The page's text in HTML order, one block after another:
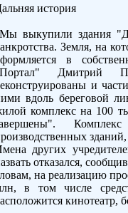
история
выкупили здания
Земля, на
в
Дмитрий
и
вдоль береговой
комплекс на 100
других
отказался,
на реализацию
в том числе
кинотеатр,